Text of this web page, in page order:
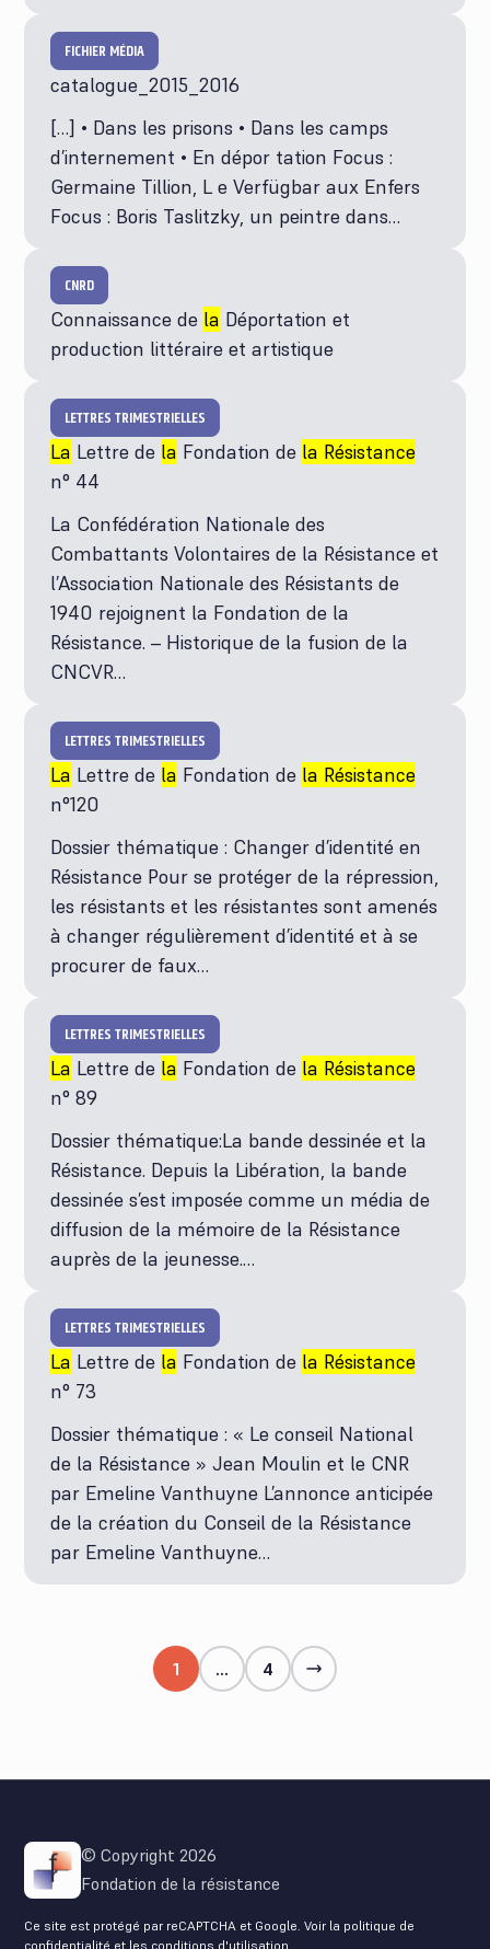
catalogue_2015_2016
[…] • Dans les prisons • Dans les camps
d’internement • En dépor tation Focus :
Germaine Tillion, L e Verfügbar aux Enfers
Focus : Boris Taslitzky, un peintre dans…
FICHIER MÉDIA
Connaissance de la Déportation et
production littéraire et artistique
CNRD
La Lettre de la Fondation de la Résistance
n° 44
La Confédération Nationale des
Combattants Volontaires de la Résistance et
l’Association Nationale des Résistants de
1940 rejoignent la Fondation de la
Résistance. – Historique de la fusion de la
CNCVR…
LETTRES TRIMESTRIELLES
La Lettre de la Fondation de la Résistance
n°120
Dossier thématique : Changer d’identité en
Résistance Pour se protéger de la répression,
les résistants et les résistantes sont amenés
à changer régulièrement d’identité et à se
procurer de faux…
LETTRES TRIMESTRIELLES
La Lettre de la Fondation de la Résistance
n° 89
Dossier thématique:La bande dessinée et la
Résistance. Depuis la Libération, la bande
dessinée s’est imposée comme un média de
diffusion de la mémoire de la Résistance
auprès de la jeunesse.…
LETTRES TRIMESTRIELLES
La Lettre de la Fondation de la Résistance
n° 73
Dossier thématique : « Le conseil National
de la Résistance » Jean Moulin et le CNR
par Emeline Vanthuyne L’annonce anticipée
de la création du Conseil de la Résistance
par Emeline Vanthuyne…
LETTRES TRIMESTRIELLES
1 … 4
© Copyright 2026
Fondation de la résistance
Ce site est protégé par reCAPTCHA et Google. Voir la politique de
confidentialité et les conditions d'utilisation